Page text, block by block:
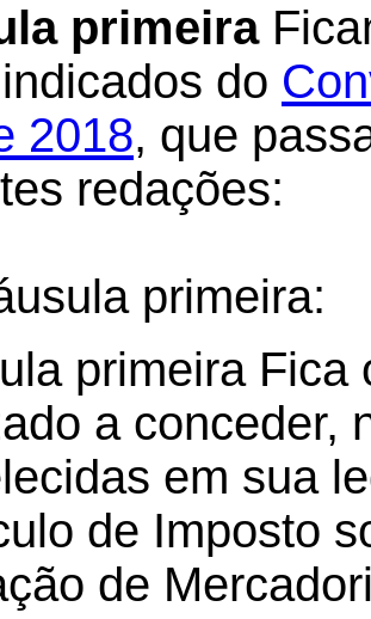
primeira
do
2018, que
redações:
primeira:
primeira Fica
a conceder,
em sua
de Imposto
de